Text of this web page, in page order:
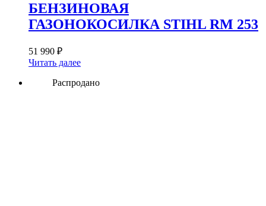
БЕНЗИНОВАЯ
ГАЗОНОКОСИЛКА STIHL RM 253
51 990 ₽
Читать далее
Распродано